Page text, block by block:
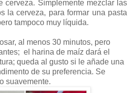
cerveza. Simplemente mezclar las
la cerveza, para formar una pasta
tampoco muy líquida.
al menos 30 minutos, pero
el harina de maíz dará el
queda al gusto si le añade una
de su preferencia. Se
suavemente.